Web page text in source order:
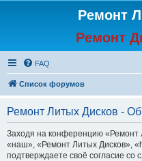
Ремонт
Ремонт
FAQ
Список форумов
Ремонт Литых Дисков -
Заходя на конференцию
«наш», «Ремонт Литых Дисков»,
подтверждаете своё согласие